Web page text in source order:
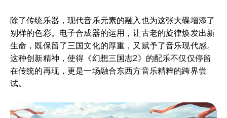
除了传统乐器，现代音乐元素的融入也为这张大碟增添了
别样的色彩。电子合成器的运用，让古老的旋律焕发出新
生命，既保留了三国文化的厚重，又赋予了音乐现代感。
这种创新精神，使得《幻想三国志2》的配乐不仅仅停留
在传统的再现，更是一场融合东西方音乐精粹的跨界尝
试。